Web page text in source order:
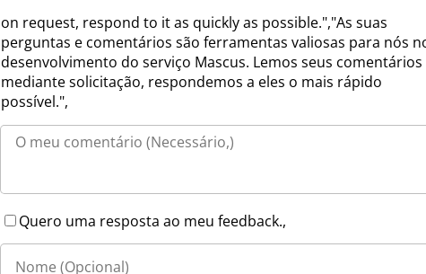
on request, respond to it as quickly as possible.","As suas
perguntas e comentários são ferramentas valiosas para nós
desenvolvimento do serviço Mascus. Lemos seus comentários
mediante solicitação, respondemos a eles o mais rápido
possível.",
Quero uma resposta ao meu feedback.,